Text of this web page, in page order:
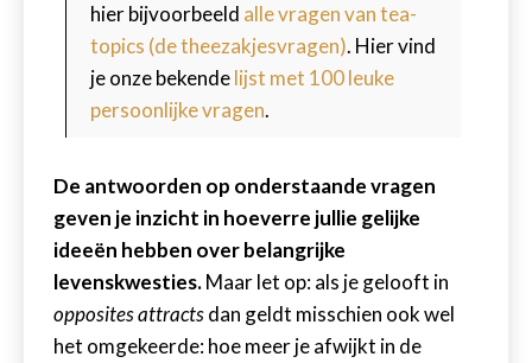
hier bijvoorbeeld alle vragen van tea-
topics (de theezakjesvragen). Hier vind
je onze bekendelijst met 100 leuke
persoonlijke vragen.
De antwoorden op onderstaande vragen
geven je inzicht in hoeverre jullie gelijke
ideeën hebben over belangrijke
levenskwesties.Maar let op: als je gelooft in
opposites attractsdan geldt misschien ook wel
het omgekeerde: hoe meer je afwijkt in de